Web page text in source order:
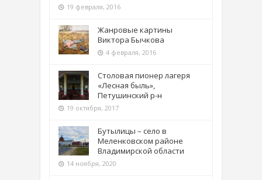
19 февраля, 2016
Жанровые картины
Виктора Бычкова
4 февраля, 2016
Столовая пионер лагеря
«Лесная быль»,
Петушинский р-н
19 октября, 2017
Бутылицы – село в
Меленковском районе
Владимирской области
14 ноября, 2020